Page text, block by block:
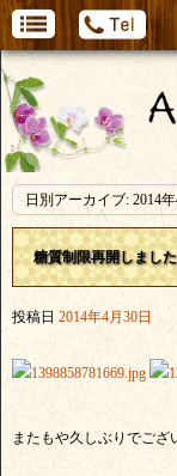
日別アーカイブ: 2014
糖質制限再開しまし
投稿日 2014年4月30日
またもや久しぶりでご